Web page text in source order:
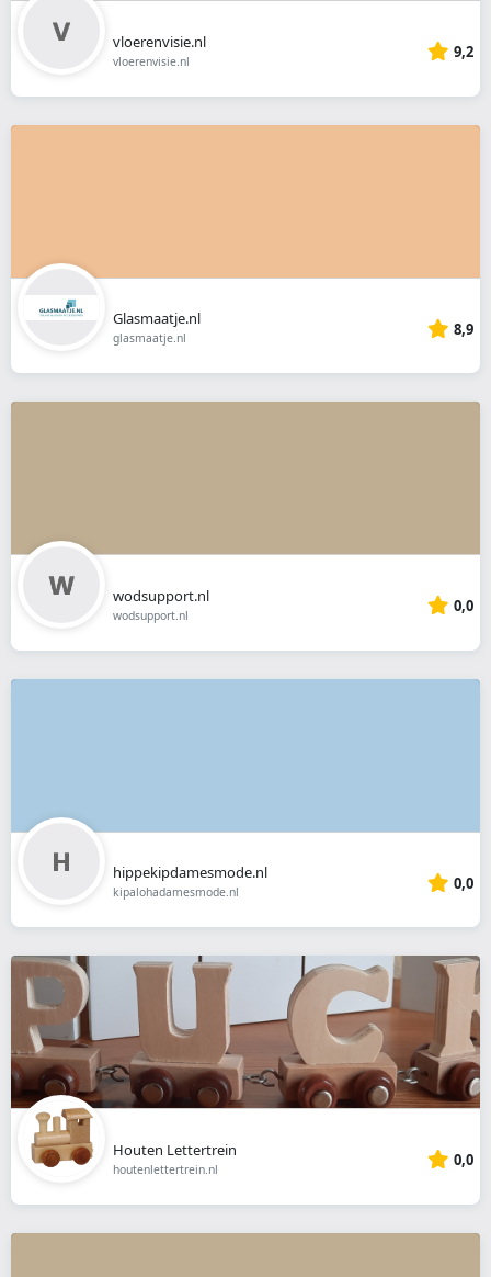
vloerenvisie.nl
vloerenvisie.nl 9,2
Glasmaatje.nl
glasmaatje.nl 8,9
wodsupport.nl
wodsupport.nl 0,0
hippekipdamesmode.nl
kipalohadamesmode.nl 0,0
Houten Lettertrein
houtenlettertrein.nl 0,0